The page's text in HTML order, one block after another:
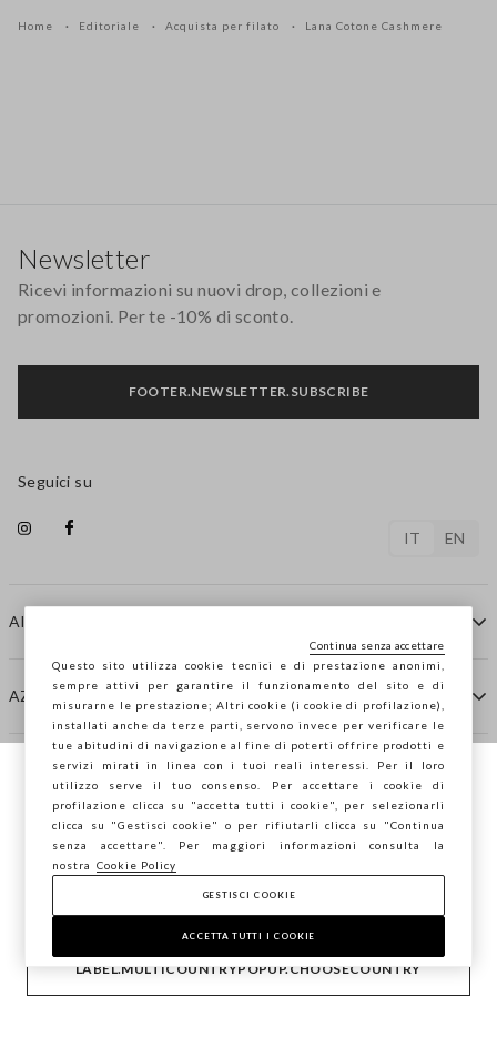
Home Editoriale Acquista per filato Lana Cotone Cashmere
AIUTO
AZIENDA
CONTATTI
STEFANEL LOUNGE
Newsletter
Ricevi informazioni su nuovi drop, collezioni e
promozioni. Per te -10% di sconto.
FOOTER.NEWSLETTER.SUBSCRIBE
Seguici su
IT EN
Copyright © Ovs S.p.A. P.Iva 04240010274 - Cap. Soc.
290.923.470 -2.4.0
Stai navigando su STEFANEL Italia, vuoi
salvare la tua posizione?
CONFERMA
LABEL.MULTICOUNTRYPOPUP.CHOOSECOUNTRY
footer.item.country Italia
Questo sito utilizza cookie tecnici e di prestazione anonimi,
sempre attivi per garantire il funzionamento del sito e di
misurarne le prestazione; Altri cookie (i cookie di profilazione),
installati anche da terze parti, servono invece per verificare le
tue abitudini di navigazione al fine di poterti offrire prodotti e
servizi mirati in linea con i tuoi reali interessi. Per il loro
utilizzo serve il tuo consenso. Per accettare i cookie di
profilazione clicca su "accetta tutti i cookie", per selezionarli
clicca su "Gestisci cookie" o per rifiutarli clicca su "Continua
senza accettare". Per maggiori informazioni consulta la
nostra
Cookie Policy
GESTISCI COOKIE
ACCETTA TUTTI I COOKIE
Continua senza accettare